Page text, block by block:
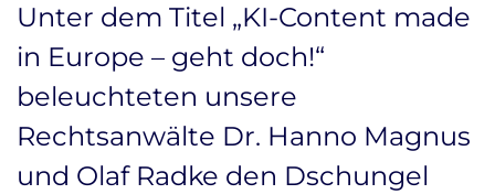
Unter dem Titel „KI-Content made
in Europe – geht doch!“
beleuchteten unsere
Rechtsanwälte Dr. Hanno Magnus
und Olaf Radke den Dschungel